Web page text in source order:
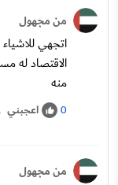
من مجهول
اتجهي
الاقتصاد له
منه
0 اعجبني
من مجهول